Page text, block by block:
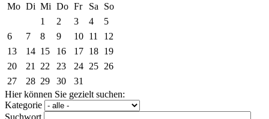
Mo Di Mi Do Fr Sa
So
1
2 3 4
5
6
7 8 9 10 11
12
13
14 15 16 17 18 19
20
21 22 23 24 25 26
27
28 29 30
31
Hier können Sie gezielt suchen:
Kategorie
Suchwort